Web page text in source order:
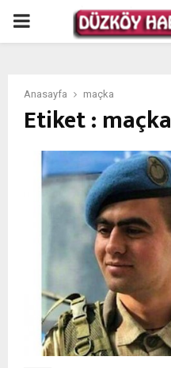
PRIMARY
Anasayfa maçka
Etiket : maçka